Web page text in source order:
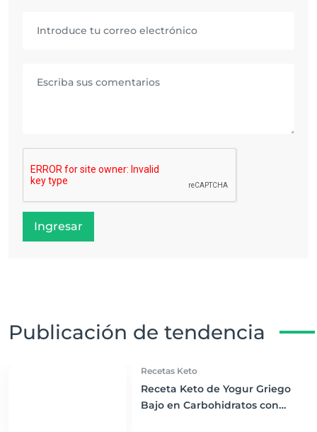
Ingresar
Publicación de tendencia
Recetas Keto
Receta Keto de Yogur Griego
Bajo en Carbohidratos con